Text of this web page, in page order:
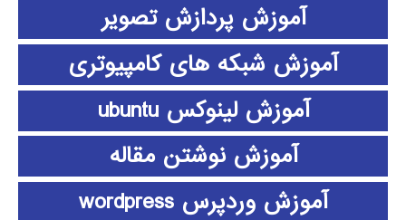
آموزش پردازش تصویر
آموزش شبکه های کامپیوتری
آموزش لینوکس ubuntu
آموزش نوشتن مقاله
آموزش وردپرس wordpress